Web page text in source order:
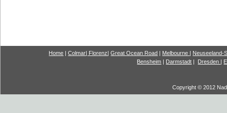
Home |Colmar| Florenz|Great Ocean Road | Melbourne | Neuseeland-
Bensheim | Darmstadt | Dresden |
Copyright © 2012